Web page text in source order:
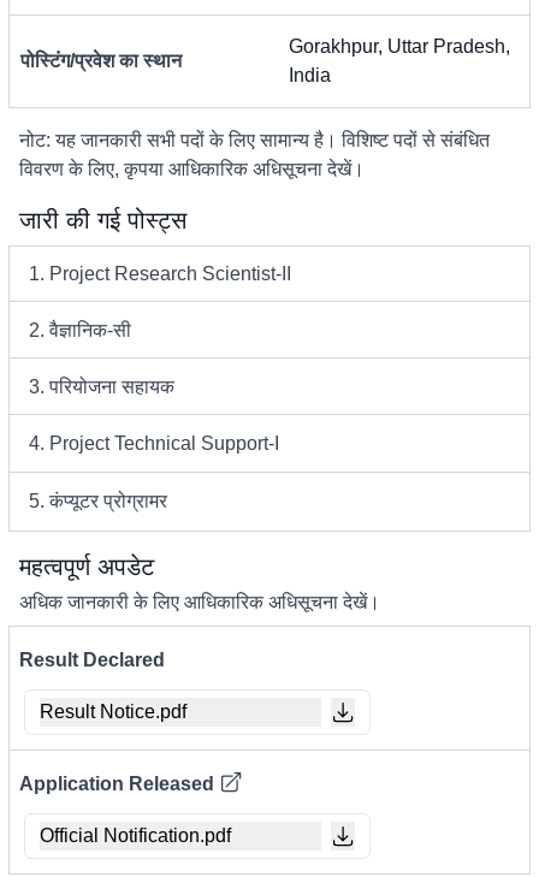
पोस्टिंग/प्रवेश का स्थान
Gorakhpur, Uttar Pradesh,
India
नोट: यह जानकारी सभी पदों के लिए सामान्य है। विशिष्ट पदों से संबंधित
विवरण के लिए, कृपया आधिकारिक अधिसूचना देखें।
जारी की गई पोस्ट्स
1. Project Research Scientist-II
2. वैज्ञानिक-सी
3. परियोजना सहायक
4. Project Technical Support-I
5. कंप्यूटर प्रोग्रामर
महत्वपूर्ण अपडेट
अधिक जानकारी के लिए आधिकारिक अधिसूचना देखें।
Result Declared
Result Notice.pdf
Application Released
Official Notification.pdf